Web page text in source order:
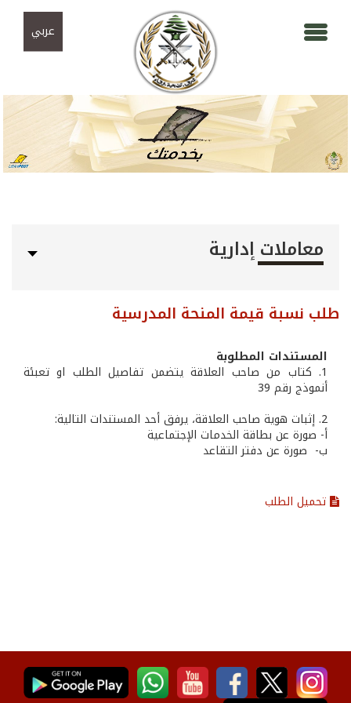
عربي
معاملات إدارية
طلب نسبة قيمة المنحة المدرسية
المستندات المطلوبة
1. كتاب من صاحب العلاقة يتضمن تفاصيل الطلب او تعبئة
أنموذج رقم 39
2. إثبات هوية صاحب العلاقة، يرفق أحد المستندات التالية:
أ- صورة عن بطاقة الخدمات الإجتماعية
ب- صورة عن دفتر التقاعد
تحميل الطلب